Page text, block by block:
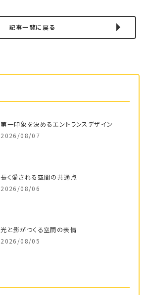
記事一覧に戻る
第一印象を決めるエントランスデザイン
2026/08/07
長く愛される空間の共通点
2026/08/06
光と影がつくる空間の表情
2026/08/05